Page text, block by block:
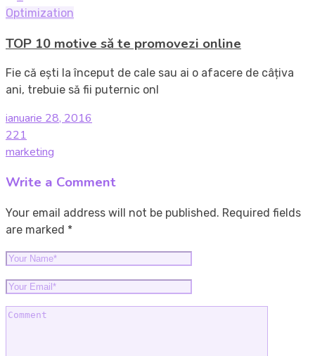
Optimization
TOP 10 motive să te promovezi online
Fie că ești la început de cale sau ai o afacere de câțiva
ani, trebuie să fii puternic onl
ianuarie 28, 2016
221
marketing
Write a Comment
Your email address will not be published. Required fields
are marked *